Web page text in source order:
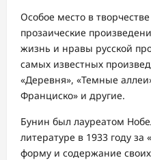
Особое место в
прозаические
жизнь и нравы русской
самых известных
«Деревня», «Темные
Франциско» и другие.
Бунин был лауреатом
литературе в 1933 году за
форму и содержание